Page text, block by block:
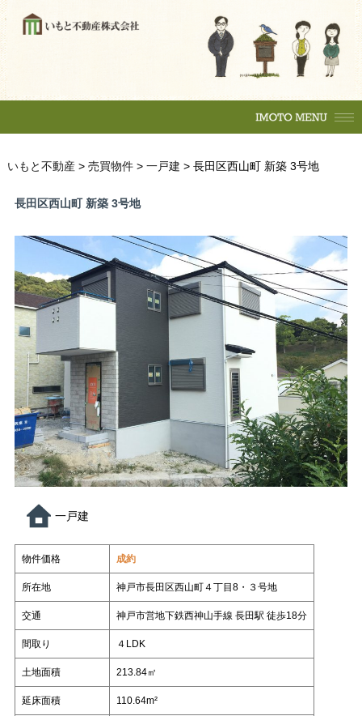
購入の流れ
マンション
土地
住居
テナント
事務所
売却相談
（査定依頼）
不動産
なんでも相談
賃貸管理
会社案内
いもとスタイル
会社概要
スタッフ紹介
いもとの仲間たち
コラム
日々、不動産
管理業って面白い
売買物件
一戸建
賃貸物件
テナント
事務所
収益物件
駐車場
各種相談
売却相談
（査定依頼）
不動産
なんでも相談
賃貸管理
会社案内
いもとスタイル
スタッフ紹介
コラム
日々、不動産
管理業って面白い
いもと不動産> 売買物件> 一戸建 > 長田区西山町 新築 3号地
長田区西山町 新築 3号地
一戸建
物件価格 成約
所在地 神戸市長田区西山町４丁目8・３号地
交通 神戸市営地下鉄西神山手線 長田駅 徒歩18分
間取り ４LDK
土地面積 213.84㎡
延床面積 110.64m²